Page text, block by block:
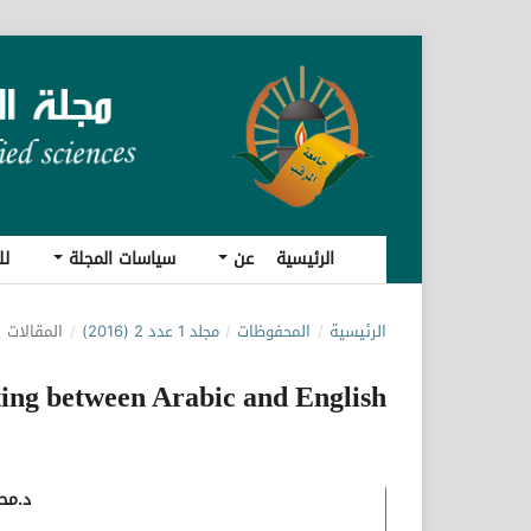
الرئيسية عن سياسات المجلة
الرئيسية / المحفوظات / مجلد 1 عدد 2 (2016) / المقالات
between Arabic and English